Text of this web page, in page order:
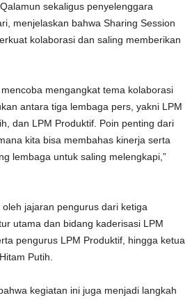
sekaligus penyelenggara
menjelaskan bahwa Sharing Session
kolaborasi dan saling memberikan
mengangkat tema kolaborasi
antara tiga lembaga pers, yakni LPM
dan LPM Produktif. Poin penting dari
kita bisa membahas kinerja serta
lembaga untuk saling melengkapi,”
jajaran pengurus dari ketiga
utama dan bidang kaderisasi LPM
pengurus LPM Produktif, hingga ketua
Putih.
kegiatan ini juga menjadi langkah